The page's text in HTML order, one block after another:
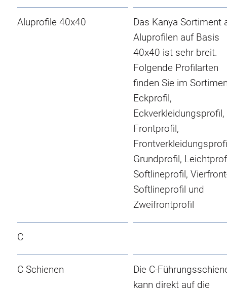
Aluprofile 40x40
Das Kanya Sortiment
Aluprofilen auf Basis
40x40 ist sehr breit.
Folgende Profilarten
finden Sie im
Eckprofil,
Eckverkleidungsprofil,
Frontprofil,
Grundprofil,
Softlineprofil,
Softlineprofil und
Zweifrontprofil
C
C Schienen
Die C-
kann direkt auf die